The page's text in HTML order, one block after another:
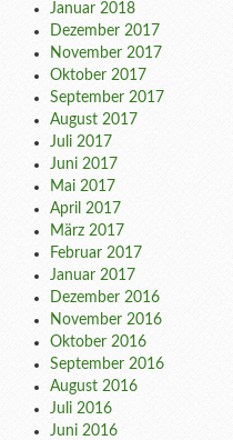
Januar 2018
Dezember 2017
November 2017
Oktober 2017
September 2017
August 2017
Juli 2017
Juni 2017
Mai 2017
April 2017
März 2017
Februar 2017
Januar 2017
Dezember 2016
November 2016
Oktober 2016
September 2016
August 2016
Juli 2016
Juni 2016